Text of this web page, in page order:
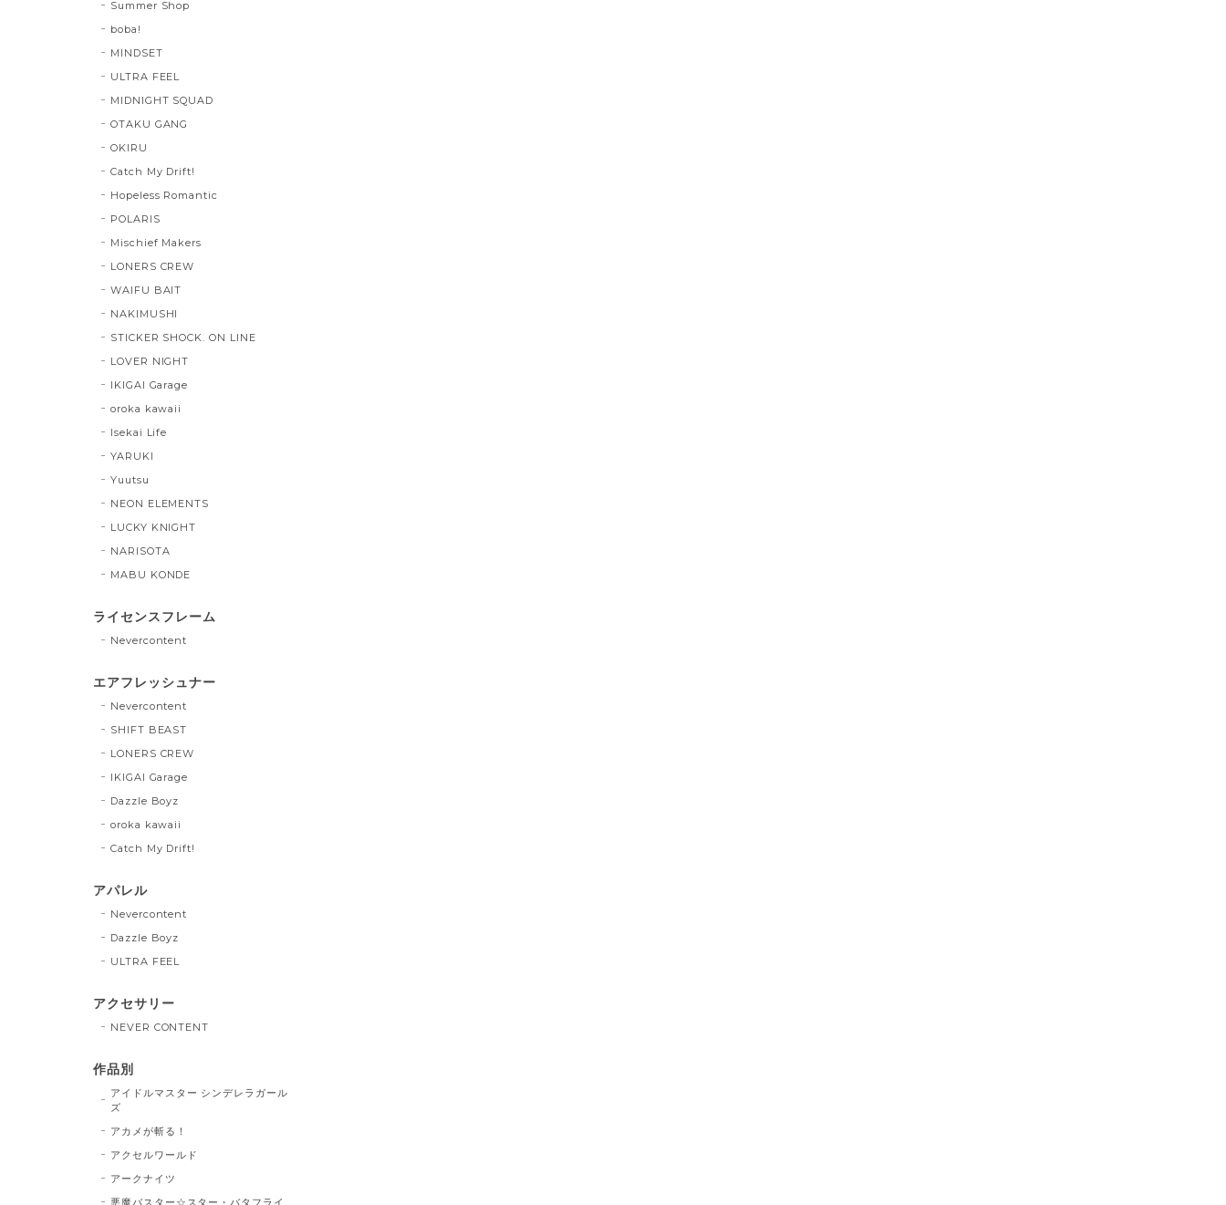
Summer Shop
boba!
MINDSET
ULTRA FEEL
MIDNIGHT SQUAD
OTAKU GANG
OKIRU
Catch My Drift!
Hopeless Romantic
POLARIS
Mischief Makers
LONERS CREW
WAIFU BAIT
NAKIMUSHI
STICKER SHOCK. ON LINE
LOVER NIGHT
IKIGAI Garage
oroka kawaii
Isekai Life
YARUKI
Yuutsu
NEON ELEMENTS
LUCKY KNIGHT
NARISOTA
MABU KONDE
ライセンスフレーム
Nevercontent
エアフレッシュナー
Nevercontent
SHIFT BEAST
LONERS CREW
IKIGAI Garage
Dazzle Boyz
oroka kawaii
Catch My Drift!
アパレル
Nevercontent
Dazzle Boyz
ULTRA FEEL
アクセサリー
NEVER CONTENT
作品別
アイドルマスター シンデレラガール
ズ
アカメが斬る！
アクセルワールド
アークナイツ
悪魔バスター☆スター・バタフライ